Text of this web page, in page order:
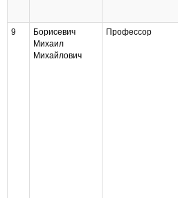
9
Борисевич
Михаил
Михайлович
Профессор